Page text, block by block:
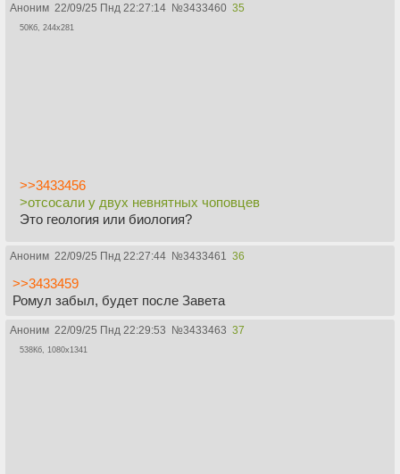
Аноним 22/09/25 Пнд 22:27:14 №3433460 35
50Кб, 244x281
>>3433456
>отсосали у двух невнятных чоповцев
Это геология или биология?
Аноним 22/09/25 Пнд 22:27:44 №3433461 36
>>3433459
Ромул забыл, будет после Завета
Аноним 22/09/25 Пнд 22:29:53 №3433463 37
538Кб, 1080x1341